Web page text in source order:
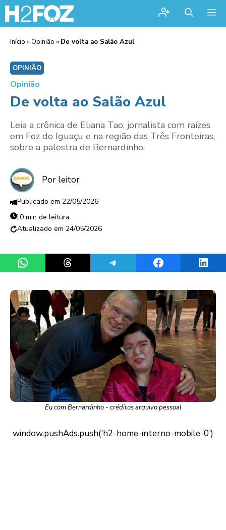
Início »Opinião » De volta ao Salão Azul
OPINIÃO
Opinião
De volta ao Salão Azul
Leia a crônica de Eliana Tao, jornalista com raízes
em Foz do Iguaçu e na região das Três Fronteiras,
sobre a palestra de Bernardinho.
Por leitor
22/05/2026
10 min de leitura
24/05/2026
Share on WhatsAppShare on ThreadsShare on TelegramShare on Facebook
Eu com Bernardinho - créditos arquivo pessoal